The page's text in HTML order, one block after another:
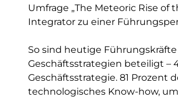
Umfrage „The Meteoric Rise of
Integrator zu einer
So sind heutige
Geschäftsstrategien beteiligt –
Geschäftsstrategie. 81 Prozent
technologisches Know-how,